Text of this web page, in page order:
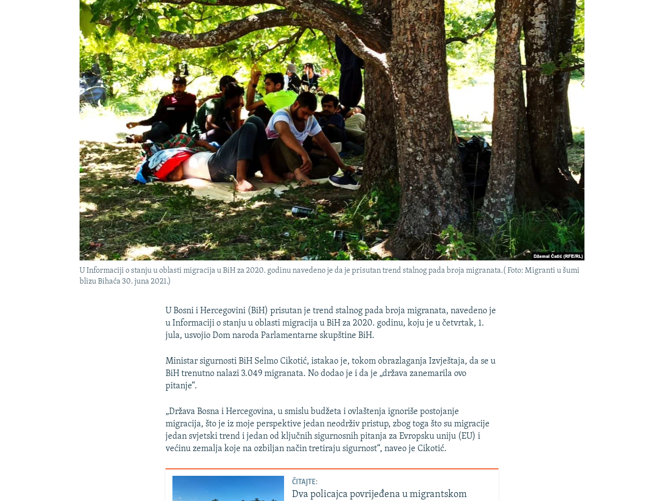
GENOCID U SREBRENICI
POPLAVE I KLIZIŠTA U BIH 2024.
TRI DECENIJE OD RATA U BIH
NASTANAK I RASPAD JUGOSLAVIJE
U Informaciji o stanju u oblasti migracija u BiH za 2020. godinu navedeno je da je prisutan trend stalnog pada broja migranata.( Foto: Migranti u šumi
blizu Bihaća 30. juna 2021.)
U Bosni i Hercegovini (BiH) prisutan je trend stalnog pada broja migranata, navedeno je
u Informaciji o stanju u oblasti migracija u BiH za 2020. godinu, koju je u četvrtak, 1.
jula, usvojio Dom naroda Parlamentarne skupštine BiH.
Ministar sigurnosti BiH Selmo Cikotić, istakao je, tokom obrazlaganja Izvještaja, da se u
BiH trenutno nalazi 3.049 migranata. No dodao je i da je „država zanemarila ovo
pitanje“.
„Država Bosna i Hercegovina, u smislu budžeta i ovlaštenja ignoriše postojanje
migracija, što je iz moje perspektive jedan neodrživ pristup, zbog toga što su migracije
jedan svjetski trend i jedan od ključnih sigurnosnih pitanja za Evropsku uniju (EU) i
većinu zemalja koje na ozbiljan način tretiraju sigurnost“, naveo je Cikotić.
ČITAJTE:
Dva policajca povrijeđena u migrantskom